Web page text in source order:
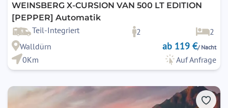
WEINSBERG X-CURSION VAN 500 LT EDITION
[PEPPER] Automatik
Teil-Integriert 2
2
Walldürn
ab 119 €/ Nacht
0Km Auf Anfrage